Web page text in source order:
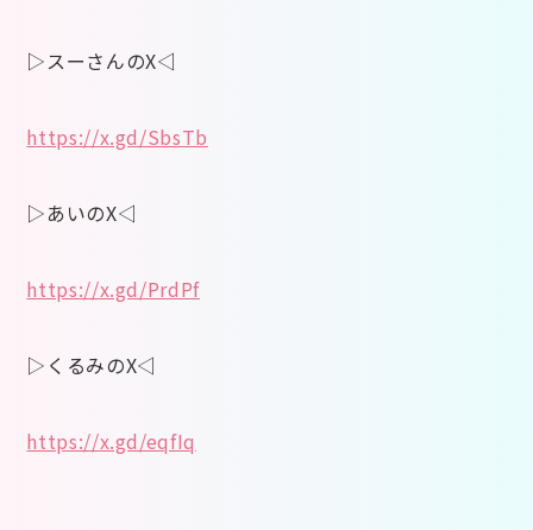
▷スーさんのX◁
https://x.gd/SbsTb
▷あいのX◁
https://x.gd/PrdPf
▷くるみのX◁
https://x.gd/eqfIq